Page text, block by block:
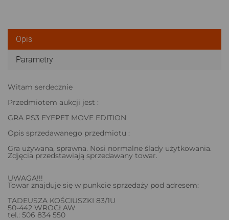
Opis
Parametry
Witam serdecznie
Przedmiotem aukcji jest :
GRA PS3 EYEPET MOVE EDITION
Opis sprzedawanego przedmiotu :
Gra używana, sprawna. Nosi normalne ślady użytkowania.
Zdjęcia przedstawiają sprzedawany towar.
UWAGA!!!
Towar znajduje się w punkcie sprzedaży pod adresem:
TADEUSZA KOŚCIUSZKI 83/1U
50-442 WROCŁAW
tel.: 506 834 550